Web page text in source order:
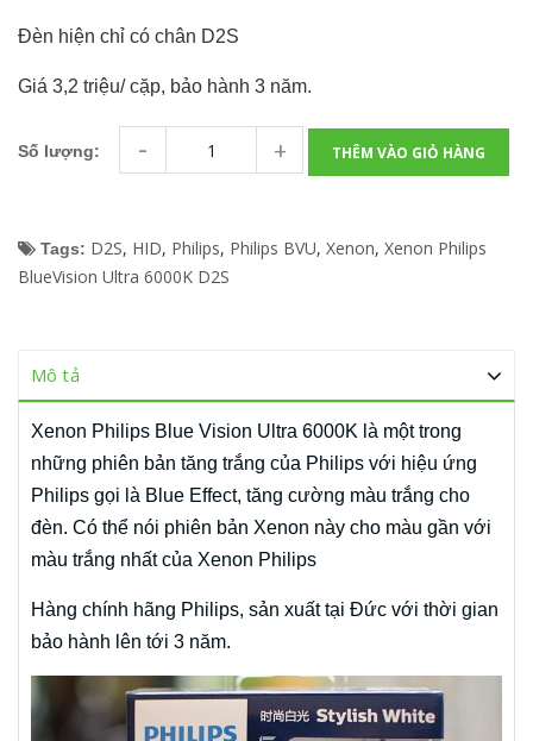
Đèn hiện chỉ có chân D2S
Giá 3,2 triệu/ cặp, bảo hành 3 năm.
Số lượng: - + THÊM VÀO GIỎ HÀNG
Tags: D2S, HID, Philips, Philips BVU, Xenon, Xenon Philips
BlueVision Ultra 6000K D2S
Mô tả
Xenon Philips Blue Vision Ultra 6000K là một trong
những phiên bản tăng trắng của Philips với hiệu ứng
Philips gọi là Blue Effect, tăng cường màu trắng cho
đèn. Có thể nói phiên bản Xenon này cho màu gần với
màu trắng nhất của Xenon Philips
Hàng chính hãng Philips, sản xuất tại Đức với thời gian
bảo hành lên tới 3 năm.